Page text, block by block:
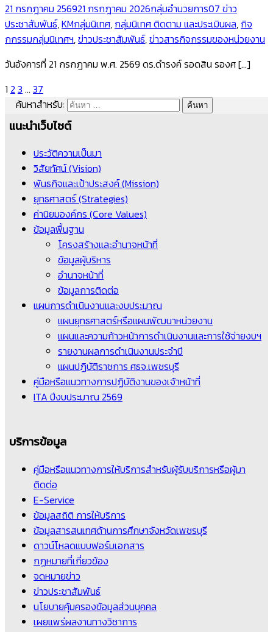
21 กรกฎาคม 256921 กรกฎาคม 2026กลุ่มอำนวยการ07 ข่าว
ประชาสัมพันธ์,KMกลุ่มนิเทศ, กลุ่มนิเทศ ติดตาม และประเมินผล, กิจ
กกรรมกลุ่มนิเทศฯ,ข่าวประชาสัมพันธ์,ข่าวสารกิจกรรมของหน่วยงาน
วันอังคารที่ 21 กรกฎาคม พ.ศ. 2569 ดร.ดำรงค์ รอดสิน รองศ […]
1 2 3 … 37
ค้นหาสำหรับ:
แนะนำเว็บไซต์
ประวัติความเป็นมา
วิสัยทัศน์ (Vision)
พันธกิจและเป้าประสงค์ (Mission)
ยุทธศาสตร์ (Strategies)
ค่านิยมองค์กร (Core Values)
ข้อมูลพื้นฐาน
โครงสร้างและอำนาจหน้าที่
ข้อมูลผู้บริหาร
อำนาจหน้าที่
ข้อมูลการติดต่อ
แผนการดำเนินงานและงบประมาณ
แผนยุทธศาสตร์หรือแผนพัฒนาหน่วยงาน
แผนและความก้าวหน้าการดำเนินงานและการใช้จ่ายงบฯ
รายงานผลการดำเนินงานประจำปี
แผนปฏิบัติราชการ ศธจ.เพชรบุรี
คู่มือหรือแนวทางการปฏิบัติงานของเจ้าหน้าที่
ITA ปีงบประมาณ 2569
บริการข้อมูล
คู่มือหรือแนวทางการให้บริการสำหรับผู้รับบริการหรือผู้มา
ติดต่อ
E-Service
ข้อมูลสถิติ การให้บริการ
ข้อมูลสารสนเทศด้านการศึกษาจังหวัดเพชรบุรี
ดาวน์โหลดแบบฟอร์มเอกสาร
กฏหมายที่เกี่ยวข้อง
จดหมายข่าว
ข่าวประชาสัมพันธ์
นโยบายคุ้มครองข้อมูลส่วนบุคคล
เผยแพร่ผลงานทางวิชาการ